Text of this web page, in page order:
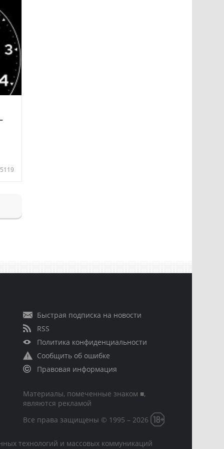
5119
Быстрая подписка на новости
RSS
Политика конфиденциальности
Сообщить об ошибке
Правовая информация
Материалы, помеченные знаком ■,
являются рекламой
Все права защищены © 1995 – 2026
технологий и массовых коммуникаций